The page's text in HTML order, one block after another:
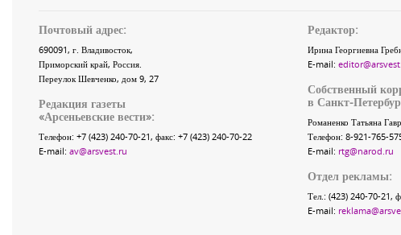
Почтовый адрес:
690091, г. Владивосток,
Приморский край, Россия.
Переулок Шевченко, дом 9, 27
Редакция газеты
«Арсеньевские вести»:
Телефон: +7 (423) 240-70-21, факс: +7 (423) 240-70-22
E-mail: av@arsvest.ru
Редактор:
Ирина Георгиевна
E-mail:
Собственный
в Санкт-
Романенко Татьяна
Телефон: 8-921-765-
E-mail: rtg@narod.ru
Отдел рекламы:
Тел.: (423) 240-70-21,
E-mail: